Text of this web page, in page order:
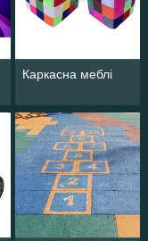
Каркасна меблі